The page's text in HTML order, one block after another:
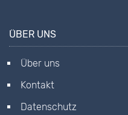
ÜBER UNS
Über uns
Kontakt
Datenschutz